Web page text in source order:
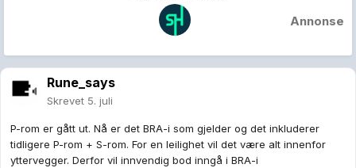
Annonse
Rune_says
Skrevet 5. juli
P-rom er gått ut. Nå er det BRA-i som gjelder og det inkluderer
tidligere P-rom + S-rom. For en leilighet vil det være alt innenfor
yttervegger. Derfor vil innvendig bod inngå i BRA-i